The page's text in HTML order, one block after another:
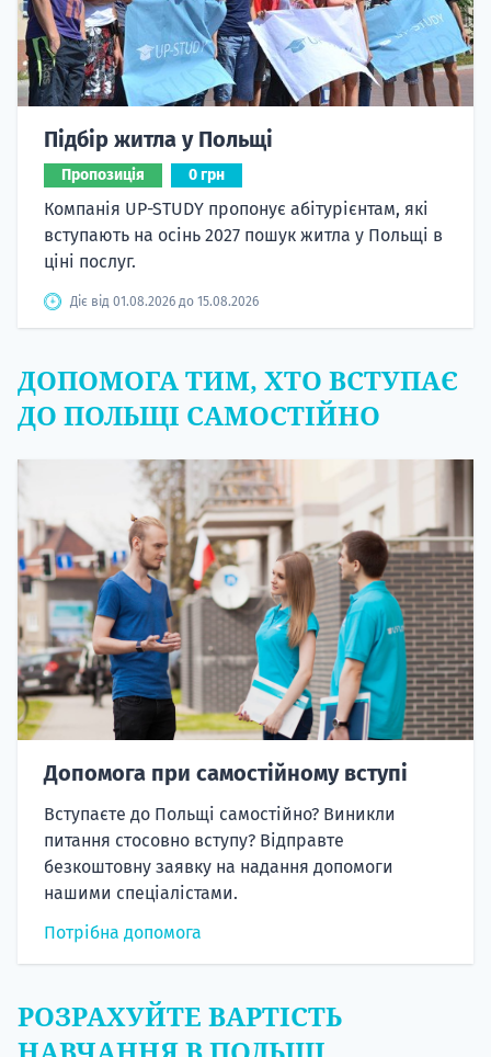
Підбір житла у Польщі
Пропозиція 0 грн
Компанія UP-STUDY пропонує абітурієнтам, які
вступають на осінь 2027 пошук житла у Польщі в
ціні послуг.
Діє від 01.08.2026 до 15.08.2026
ДОПОМОГА ТИМ, ХТО ВСТУПАЄ
ДО ПОЛЬЩІ САМОСТІЙНО
Допомога при самостійному вступі
Вступаєте до Польщі самостійно? Виникли
питання стосовно вступу? Відправте
безкоштовну заявку на надання допомоги
нашими спеціалістами.
Потрібна допомога
РОЗРАХУЙТЕ ВАРТІСТЬ